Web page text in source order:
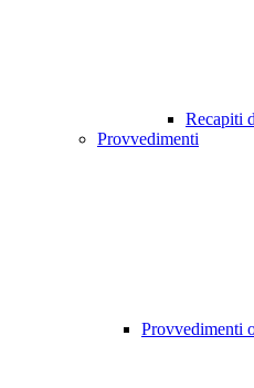
Recapiti
Provvedimenti
Provvedimenti